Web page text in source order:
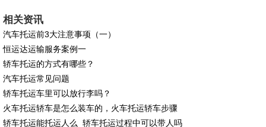
相关资讯
汽车托运前3大注意事项（一）
恒运达运输服务案例一
轿车托运的方式有哪些？
汽车托运常见问题
轿车托运车里可以放行李吗？
火车托运轿车是怎么装车的，火车托运轿车步骤
轿车托运能托运人么_轿车托运过程中可以带人吗